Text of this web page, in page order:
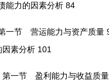
力的因素分析 84
节 营运能力与资产质量
素分析 101
一节 盈利能力与收益质量